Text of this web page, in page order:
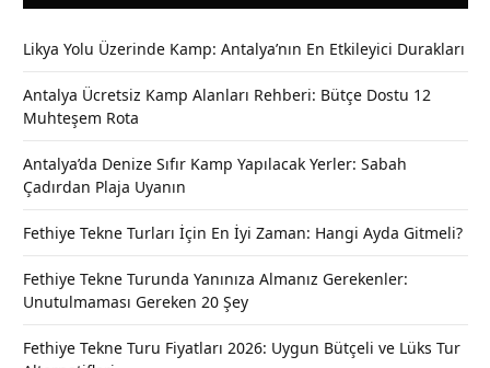
Likya Yolu Üzerinde Kamp: Antalya’nın En Etkileyici Durakları
Antalya Ücretsiz Kamp Alanları Rehberi: Bütçe Dostu 12
Muhteşem Rota
Antalya’da Denize Sıfır Kamp Yapılacak Yerler: Sabah
Çadırdan Plaja Uyanın
Fethiye Tekne Turları İçin En İyi Zaman: Hangi Ayda Gitmeli?
Fethiye Tekne Turunda Yanınıza Almanız Gerekenler:
Unutulmaması Gereken 20 Şey
Fethiye Tekne Turu Fiyatları 2026: Uygun Bütçeli ve Lüks Tur